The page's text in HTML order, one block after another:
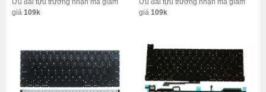
Ưu đãi tựu trường nhận mã giảm
giá 109k
Ưu đãi tựu trường nhận mã giảm
giá 109k